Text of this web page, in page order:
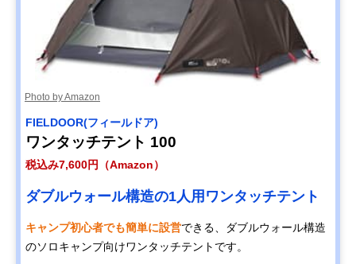
Photo by Amazon
FIELDOOR(フィールドア)
ワンタッチテント 100
税込み7,600円（Amazon）
ダブルウォール構造の1人用ワンタッチテント
キャンプ初心者でも簡単に設営できる、ダブルウォール構造
のソロキャンプ向けワンタッチテントです。